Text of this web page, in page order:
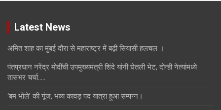
Latest News
अमित शाह का मुंबई दौरा से महाराष्ट्र में बढ़ी सियासी हलचल ।
पंतप्रधान नरेंद्र मोदींची उपमुख्यमंत्री शिंदे यांनी घेतली भेट, दोन्ही नेत्यांमध्ये
तासभर चर्चा…..
‘बम भोले’ की गूंज, भव्य कावड़ पद यात्रा हुआ सम्पन्न।